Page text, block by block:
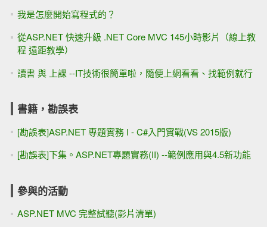
我是怎麼開始寫程式的？
從ASP.NET 快速升級 .NET Core MVC 145小時影片（線上教
程 遠距教學）
讀書 與 上課 --IT技術很簡單啦，隨便上網看看、找範例就行
書籍，勘誤表
[勘誤表]ASP.NET 專題實務 I - C#入門實戰(VS 2015版)
[勘誤表]下集。ASP.NET專題實務(II) --範例應用與4.5新功能
參與的活動
ASP.NET MVC 完整試聽(影片清單)